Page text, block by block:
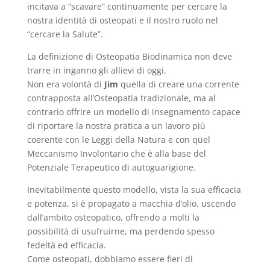
incitava a “scavare” continuamente per cercare la
nostra identità di osteopati e il nostro ruolo nel
“cercare la Salute”.
La definizione di Osteopatia Biodinamica non deve
trarre in inganno gli allievi di oggi.
Non era volontà di Jim quella di creare una corrente
contrapposta all’Osteopatia tradizionale, ma al
contrario offrire un modello di insegnamento capace
di riportare la nostra pratica a un lavoro più
coerente con le Leggi della Natura e con quel
Meccanismo Involontario che è alla base del
Potenziale Terapeutico di autoguarigione.
Inevitabilmente questo modello, vista la sua efficacia
e potenza, si è propagato a macchia d’olio, uscendo
dall’ambito osteopatico, offrendo a molti la
possibilità di usufruirne, ma perdendo spesso
fedeltà ed efficacia.
Come osteopati, dobbiamo essere fieri di